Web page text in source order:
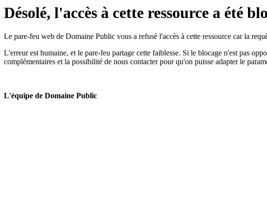
Désolé, l'accès à cette ressource a été
Le pare-feu web de Domaine Public vous a refusé l'accès à cette ressource car la
L'erreur est humaine, et le pare-feu partage cette faiblesse. Si le blocage n'est pas
complémentaires et la possibilité de nous contacter pour qu'on puisse adapter le
L'équipe de Domaine Public